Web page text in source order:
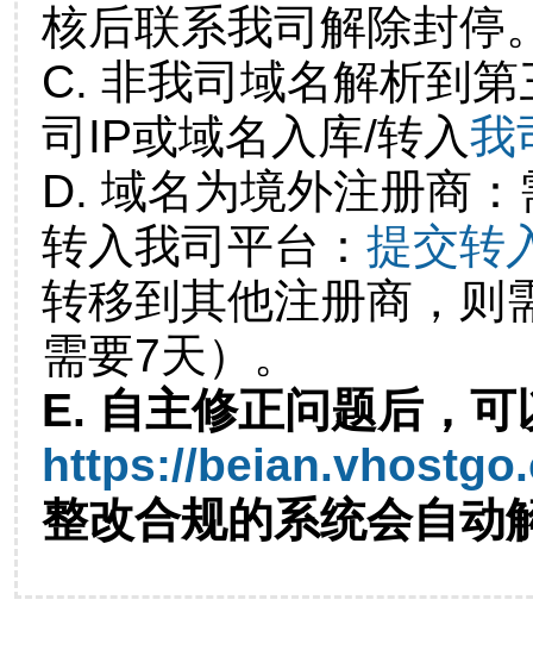
核后联系我司解除封停
C. 非我司域名解析到
司IP或域名入库/转入我
D. 域名为境外注册商
转入我司平台： 提交转
转移到其他注册商，则
需要7天）。
E. 自主修正问题后，可
https://
整改合规的系统会自动